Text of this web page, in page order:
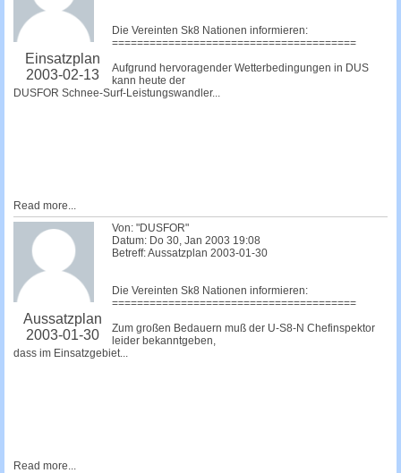
Einsatzplan
2003-02-13
Die Vereinten Sk8 Nationen informieren:
=======================================
Aufgrund hervoragender Wetterbedingungen in DUS
kann heute der
DUSFOR Schnee-Surf-Leistungswandler...
Read more...
Aussatzplan
2003-01-30
Von: "DUSFOR"
Datum: Do 30, Jan 2003 19:08
Betreff: Aussatzplan 2003-01-30
Die Vereinten Sk8 Nationen informieren:
=======================================
Zum großen Bedauern muß der U-S8-N Chefinspektor
leider bekanntgeben,
dass im Einsatzgebiet...
Read more...